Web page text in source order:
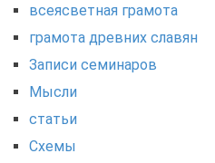
всеясветная грамота
грамота древних славян
Записи семинаров
Мысли
статьи
Схемы